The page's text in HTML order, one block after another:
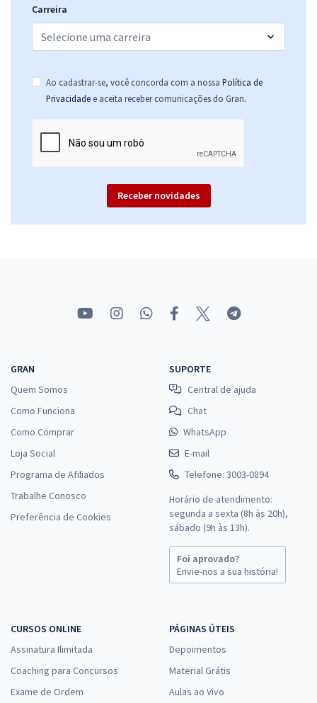
Carreira
Ao cadastrar-se, você concorda com a nossa Política de
Privacidade e aceita receber comunicações do Gran.
Receber novidades
GRAN
Quem Somos
Como Funciona
Como Comprar
Loja Social
Programa de Afiliados
Trabalhe Conosco
Preferência de Cookies
SUPORTE
Central de ajuda
Chat
WhatsApp
E-mail
Telefone: 3003-0894
Horário de atendimento:
segunda a sexta (8h às 20h),
sábado (9h às 13h).
Foi aprovado?
Envie-nos a sua história!
CURSOS ONLINE
Assinatura Ilimitada
Coaching para Concursos
Exame de Ordem
PÁGINAS ÚTEIS
Depoimentos
Material Grátis
Aulas ao Vivo